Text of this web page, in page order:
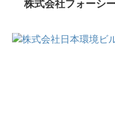
株式会社フォーシ